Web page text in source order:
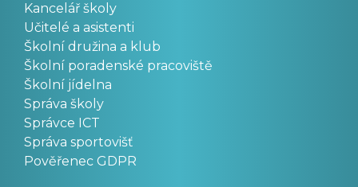
Kancelář školy
Učitelé a asistenti
Školní družina a klub
Školní poradenské pracoviště
Školní jídelna
Správa školy
Správce ICT
Správa sportovišť
Pověřenec GDPR